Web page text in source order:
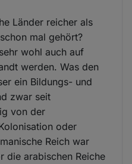
Länder reicher als
mal gehört?
wohl auch auf
werden. Was den
ein Bildungs- und
zwar seit
von der
oder
Reich war
die arabischen Reiche